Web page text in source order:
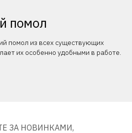
помол
помол из всех существующих
их особенно удобными в работе.
ЗА НОВИНКАМИ,